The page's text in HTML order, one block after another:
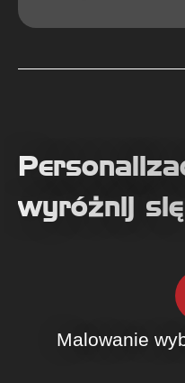
wyróżnij się
Malowanie